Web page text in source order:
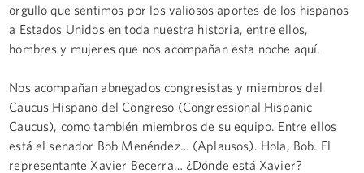
orgullo que sentimos por los valiosos aportes de los hispanos
a Estados Unidos en toda nuestra historia, entre ellos,
hombres y mujeres que nos acompañan esta noche aquí.
Nos acompañan abnegados congresistas y miembros del
Caucus Hispano del Congreso (Congressional Hispanic
Caucus), como también miembros de su equipo. Entre ellos
está el senador Bob Menéndez… (Aplausos). Hola, Bob. El
representante Xavier Becerra… ¿Dónde está Xavier?